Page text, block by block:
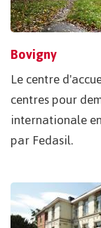
Bovigny
Le centre
centres pour
internationale
par Fedasil.